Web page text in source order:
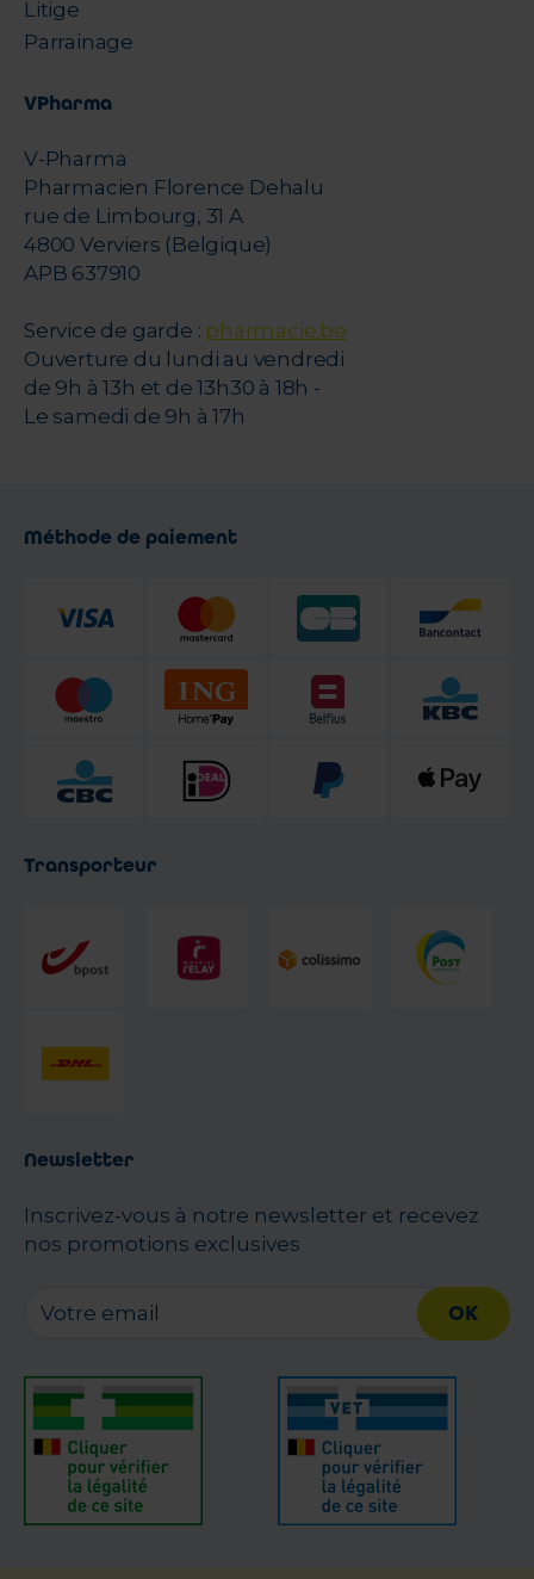
Litige
Parrainage
VPharma
V-Pharma
Pharmacien Florence Dehalu
rue de Limbourg, 31 A
4800 Verviers (Belgique)
APB 637910
Service de garde : pharmacie.be
Ouverture du lundi au vendredi
de 9h à 13h et de 13h30 à 18h -
Le samedi de 9h à 17h
Méthode de paiement
Transporteur
Newsletter
Inscrivez-vous à notre newsletter et recevez
nos promotions exclusives
OK